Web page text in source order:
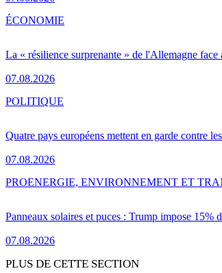
La « résilience surprenante » de l'Allemagne face
07.08.2026
ÉCONOMIE
Quatre pays européens mettent en garde contre
07.08.2026
POLITIQUE
Panneaux solaires et puces : Trump impose 15%
07.08.2026
PROENERGIE, ENVIRONNEMENT ET
PLUS DE CETTE SECTION